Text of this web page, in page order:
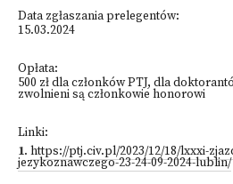
Data zgłaszania prelegentów:
15.03.2024
Opłata:
500 zł dla członków PTJ, dla
zwolnieni są członkowie honorowi
Linki:
1. https://ptj.civ.pl/2023/12/18/lxxxi-
jezykoznawczego-23-24-09-2024-lublin/